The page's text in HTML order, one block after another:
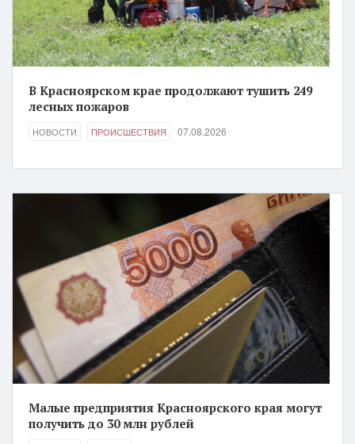
В Красноярском крае продолжают тушить 249
лесных пожаров
НОВОСТИ ПРОИСШЕСТВИЯ 07.08.2026
Малые предприятия Красноярского края могут
получить до 30 млн рублей